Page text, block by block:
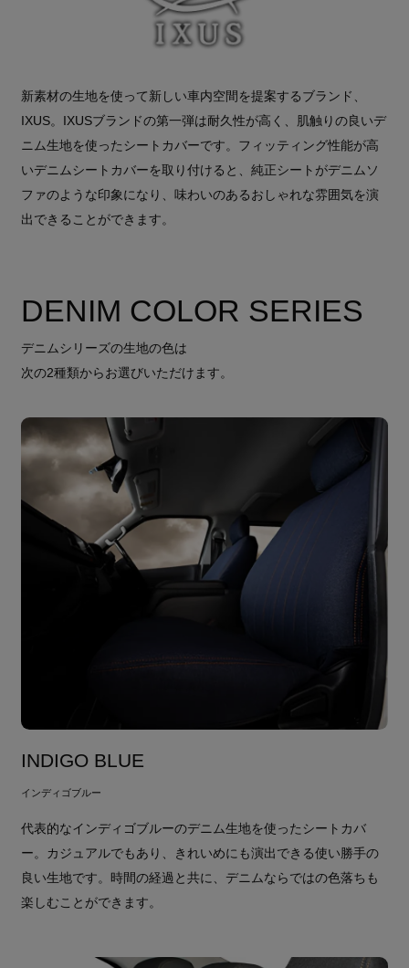
新素材の生地を使って新しい車内空間を提案するブランド、
IXUS。IXUSブランドの第一弾は耐久性が高く、肌触りの良いデ
ニム生地を使ったシートカバーです。フィッティング性能が高
いデニムシートカバーを取り付けると、純正シートがデニムソ
ファのような印象になり、味わいのあるおしゃれな雰囲気を演
出できることができます。
DENIM COLOR SERIES
デニムシリーズの生地の色は
次の2種類からお選びいただけます。
INDIGO BLUE
インディゴブルー
代表的なインディゴブルーのデニム生地を使ったシートカバ
ー。カジュアルでもあり、きれいめにも演出できる使い勝手の
良い生地です。時間の経過と共に、デニムならではの色落ちも
楽しむことができます。